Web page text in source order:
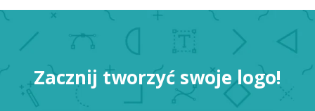
Zacznij tworzyć swoje logo!